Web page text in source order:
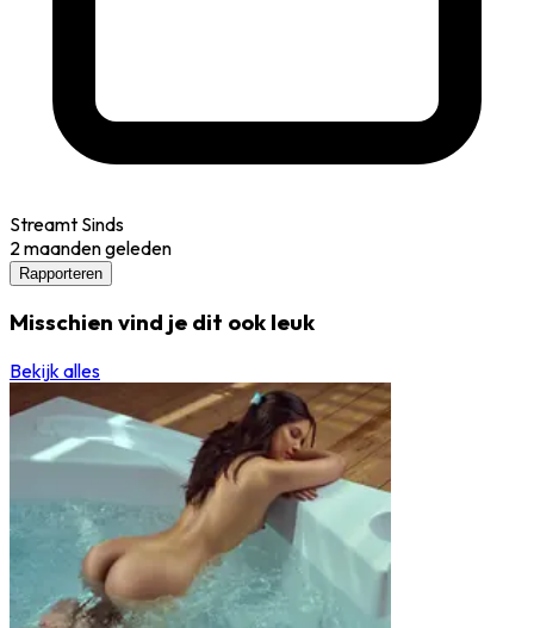
Streamt Sinds
2 maanden geleden
Rapporteren
Misschien vind je dit ook leuk
Bekijk alles